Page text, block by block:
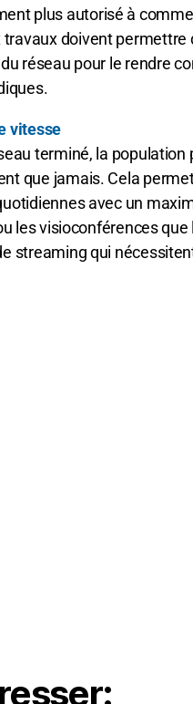
plus autorisé à
travaux doivent permettre
réseau pour le rendre
vitesse
terminé, la
que jamais. Cela
avec un
les visioconférences que
streaming qui